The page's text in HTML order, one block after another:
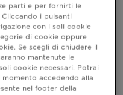
inestetismo
fra tutti
genetica
motivi principali
parti e per fornirti le
i pulsanti
con i soli cookie
di cookie oppure
Se scegli di chiudere il
mantenute le
cookie necessari. Potrai
accedendo alla
nel footer della